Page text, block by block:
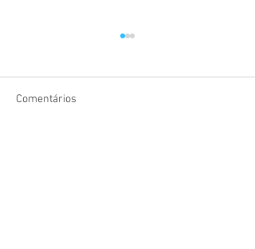
Comentários